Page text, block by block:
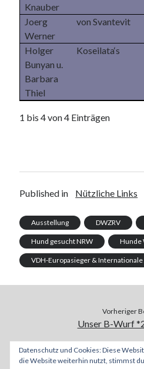
Knauber
Joerg
Werner
von Svantevit
Holger
Bunyan u.
Barbara
Thiel
Koseilata‘s
1 bis 4 von 4 Einträgen
Published in Nützliche Links
Ausstellung DWZRV
Hund gesucht NRW Hunde
VDH-Europasieger &
Vorheriger
Unser B-Wurf
Nächster
2.
Datenschutz und Cookies: Diese
die Website weiterhin nutzt, stimmst